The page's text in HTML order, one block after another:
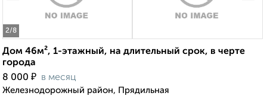
2/8
Дом 46м², 1-этажный, на длительный срок, в черте
города
8 000 ₽ в месяц
Железнодорожный район, Прядильная